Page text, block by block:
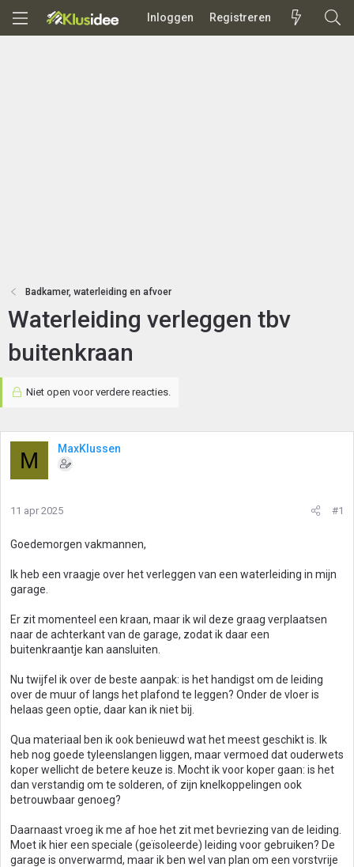
Inloggen Registreren
Badkamer, waterleiding en afvoer
Waterleiding verleggen tbv
buitenkraan
Niet open voor verdere reacties.
M MaxKlussen
11 apr 2025 #1
Goedemorgen vakmannen,
Ik heb een vraagje over het verleggen van een waterleiding in mijn
garage.
Er zit momenteel een kraan, maar ik wil deze graag verplaatsen
naar de achterkant van de garage, zodat ik daar een
buitenkraantje kan aansluiten.
Nu twijfel ik over de beste aanpak: is het handigst om de leiding
over de muur of langs het plafond te leggen? Onder de vloer is
helaas geen optie, daar kan ik niet bij.
Qua materiaal ben ik ook benieuwd wat het meest geschikt is. Ik
heb nog goede tyleenslangen liggen, maar vermoed dat ouderwets
koper wellicht de betere keuze is. Mocht ik voor koper gaan: is het
dan verstandig om te solderen, of zijn knelkoppelingen ook
betrouwbaar genoeg?
Daarnaast vroeg ik me af hoe het zit met bevriezing van de leiding.
Moet ik hier een speciale (geïsoleerde) leiding voor gebruiken? De
garage is onverwarmd, maar ik ben wel van plan om een vorstvrije